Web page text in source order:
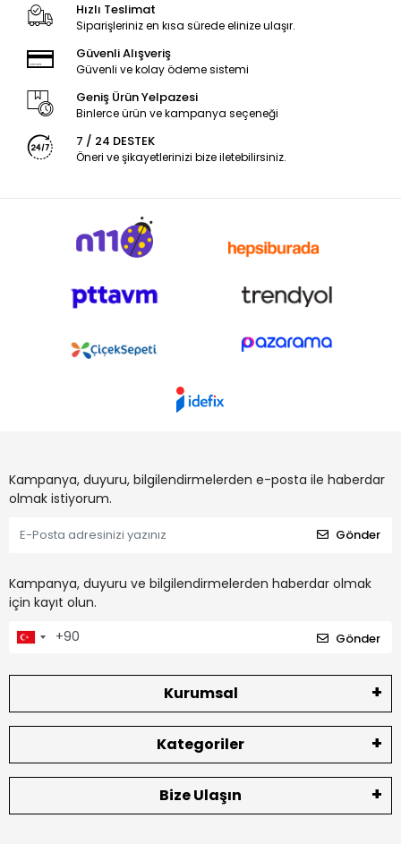
Hızlı Teslimat
Siparişleriniz en kısa sürede elinize ulaşır.
Güvenli Alışveriş
Güvenli ve kolay ödeme sistemi
Geniş Ürün Yelpazesi
Binlerce ürün ve kampanya seçeneği
7 / 24 DESTEK
Öneri ve şikayetlerinizi bize iletebilirsiniz.
Kampanya, duyuru, bilgilendirmelerden e-posta ile haberdar
olmak istiyorum.
Gönder
Kampanya, duyuru ve bilgilendirmelerden haberdar olmak
için kayıt olun.
Gönder
Kurumsal
Kategoriler
Bize Ulaşın